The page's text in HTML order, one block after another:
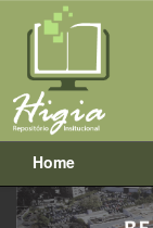
Skip
navigation
Home
Previous